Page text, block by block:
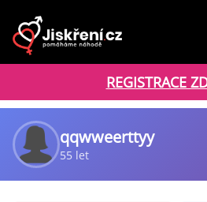
REGISTRACE
qqwweerttyy
55 let